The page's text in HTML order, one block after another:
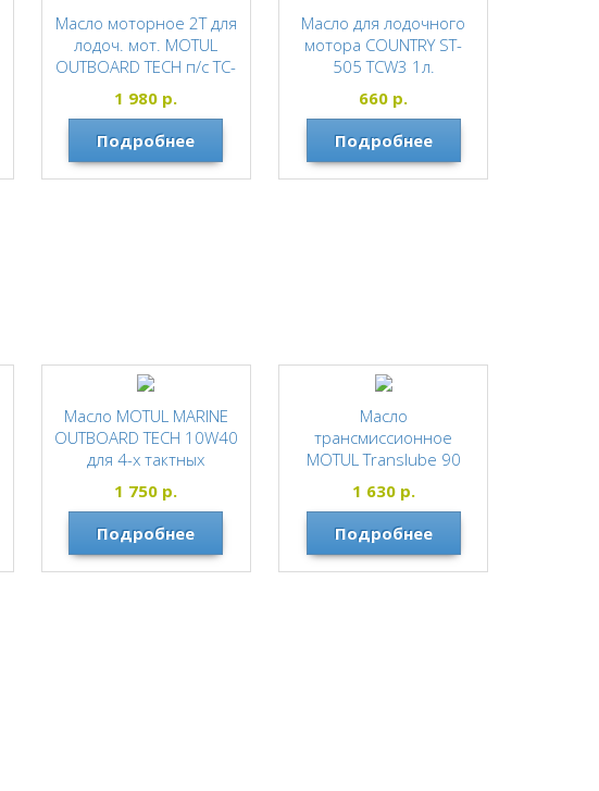
Масло моторное 2Т для
лодоч. мот. MOTUL
OUTBOARD TECH п/с TC-
W3 1л MARINE
MOTUL
1 980 р.
Подробнее
Масло для лодочного
мотора COUNTRY ST-
505 TCW3 1л.
COUNTRY
660 р.
Подробнее
Масло MOTUL MARINE
OUTBOARD TECH 10W40
для 4-х тактных
лодочных моторов 1л
MOTUL
1 750 р.
Подробнее
Масло
трансмиссионное
MOTUL Translube 90
350 мл
MOTUL
1 630р.
Подробнее